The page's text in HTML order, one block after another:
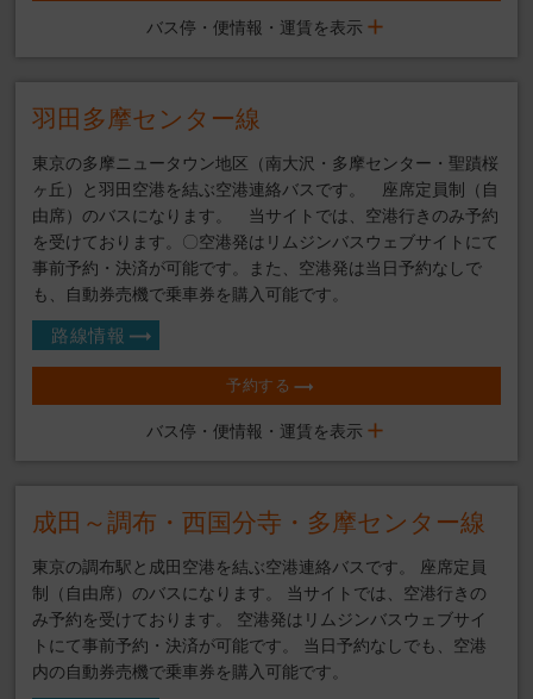
バス停・便情報・運賃を表示
羽田多摩センター線
東京の多摩ニュータウン地区（南大沢・多摩センター・聖蹟桜
ヶ丘）と羽田空港を結ぶ空港連絡バスです。 座席定員制（自
由席）のバスになります。 当サイトでは、空港行きのみ予約
を受けております。〇空港発はリムジンバスウェブサイトにて
事前予約・決済が可能です。また、空港発は当日予約なしで
も、自動券売機で乗車券を購入可能です。
路線情報
予約する
バス停・便情報・運賃を表示
成田～調布・西国分寺・多摩センター線
東京の調布駅と成田空港を結ぶ空港連絡バスです。 座席定員
制（自由席）のバスになります。 当サイトでは、空港行きの
み予約を受けております。 空港発はリムジンバスウェブサイ
トにて事前予約・決済が可能です。 当日予約なしでも、空港
内の自動券売機で乗車券を購入可能です。